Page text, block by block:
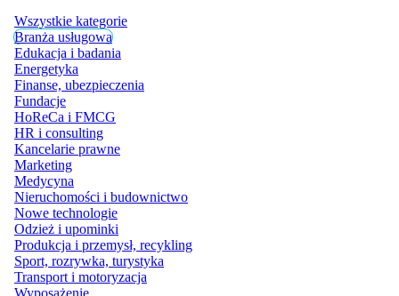
Wszystkie kategorie
Branża usługowa
Edukacja i badania
Energetyka
Finanse, ubezpieczenia
Fundacje
HoReCa i FMCG
HR i consulting
Kancelarie prawne
Marketing
Medycyna
Nieruchomości i budownictwo
Nowe technologie
Odzież i upominki
Produkcja i przemysł, recykling
Sport, rozrywka, turystyka
Transport i motoryzacja